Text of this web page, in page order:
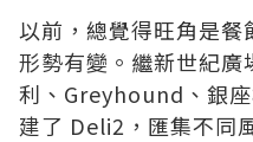
以前，總覺得旺角是
形勢有變。繼新世紀廣
利 、Greyhound、 銀
建了 Deli2，匯集不同